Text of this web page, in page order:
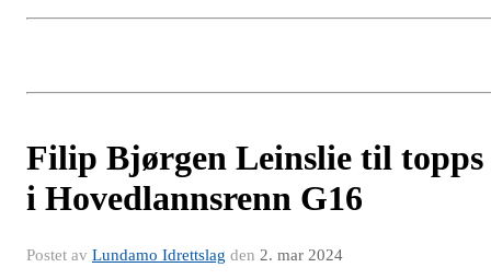
Filip Bjørgen Leinslie til topps
i Hovedlannsrenn G16
Postet av Lundamo Idrettslag den 2. mar 2024